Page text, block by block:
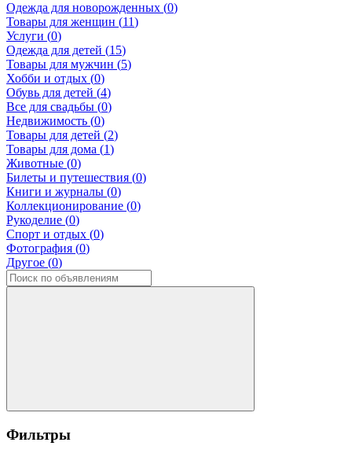
Одежда для новорожденных (0)
Товары для женщин (11)
Услуги (0)
Одежда для детей (15)
Товары для мужчин (5)
Хобби и отдых (0)
Обувь для детей (4)
Все для свадьбы (0)
Недвижимость (0)
Товары для детей (2)
Товары для дома (1)
Животные (0)
Билеты и путешествия (0)
Книги и журналы (0)
Коллекционирование (0)
Рукоделие (0)
Спорт и отдых (0)
Фотография (0)
Другое (0)
Фильтры